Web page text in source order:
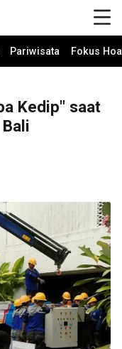
Pariwisata Fokus
Kedip" saat